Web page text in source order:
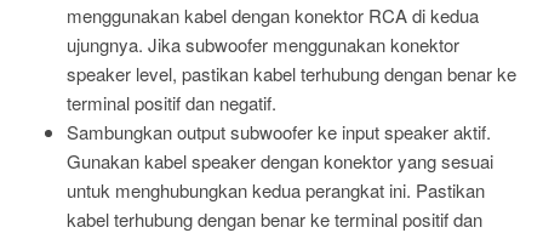
menggunakan kabel dengan konektor RCA di kedua
ujungnya. Jika subwoofer menggunakan konektor
speaker level, pastikan kabel terhubung dengan benar ke
terminal positif dan negatif.
Sambungkan output subwoofer ke input speaker aktif.
Gunakan kabel speaker dengan konektor yang sesuai
untuk menghubungkan kedua perangkat ini. Pastikan
kabel terhubung dengan benar ke terminal positif dan